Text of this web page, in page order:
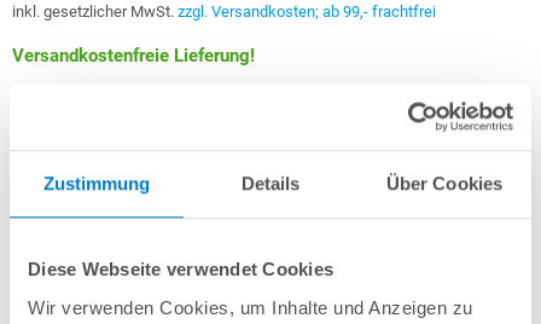
Zustimmung Details Über Cookies
Diese Webseite verwendet Cookies
Wir verwenden Cookies, um Inhalte und Anzeigen zu
inkl. gesetzlicher MwSt. zzgl. Versandkosten; ab 99,- frachtfrei
Versandkostenfreie Lieferung!
Weitere Informationen